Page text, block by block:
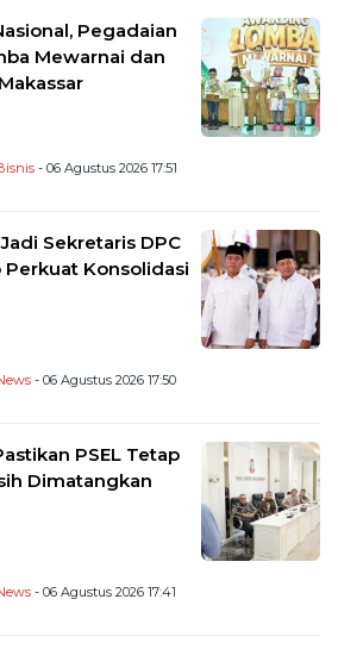
Pegadaian
Mewarnai dan
- 06 Agustus 2026 17:51
Sekretaris DPC
Perkuat Konsolidasi
- 06 Agustus 2026 17:50
PSEL Tetap
Dimatangkan
- 06 Agustus 2026 17:41